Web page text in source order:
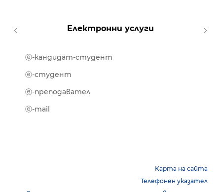
Електронни услуги
ⓔ-кандидат-студент
ⓔ-студент
ⓔ-преподавател
ⓔ-mail
Карта на сайта
Телефонен указател